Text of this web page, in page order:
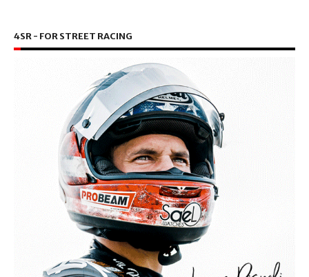
4SR - FOR STREET RACING